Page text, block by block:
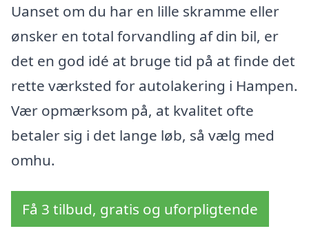
Uanset om du har en lille skramme eller
ønsker en total forvandling af din bil, er
det en god idé at bruge tid på at finde det
rette værksted for autolakering i Hampen.
Vær opmærksom på, at kvalitet ofte
betaler sig i det lange løb, så vælg med
omhu.
Få 3 tilbud, gratis og uforpligtende